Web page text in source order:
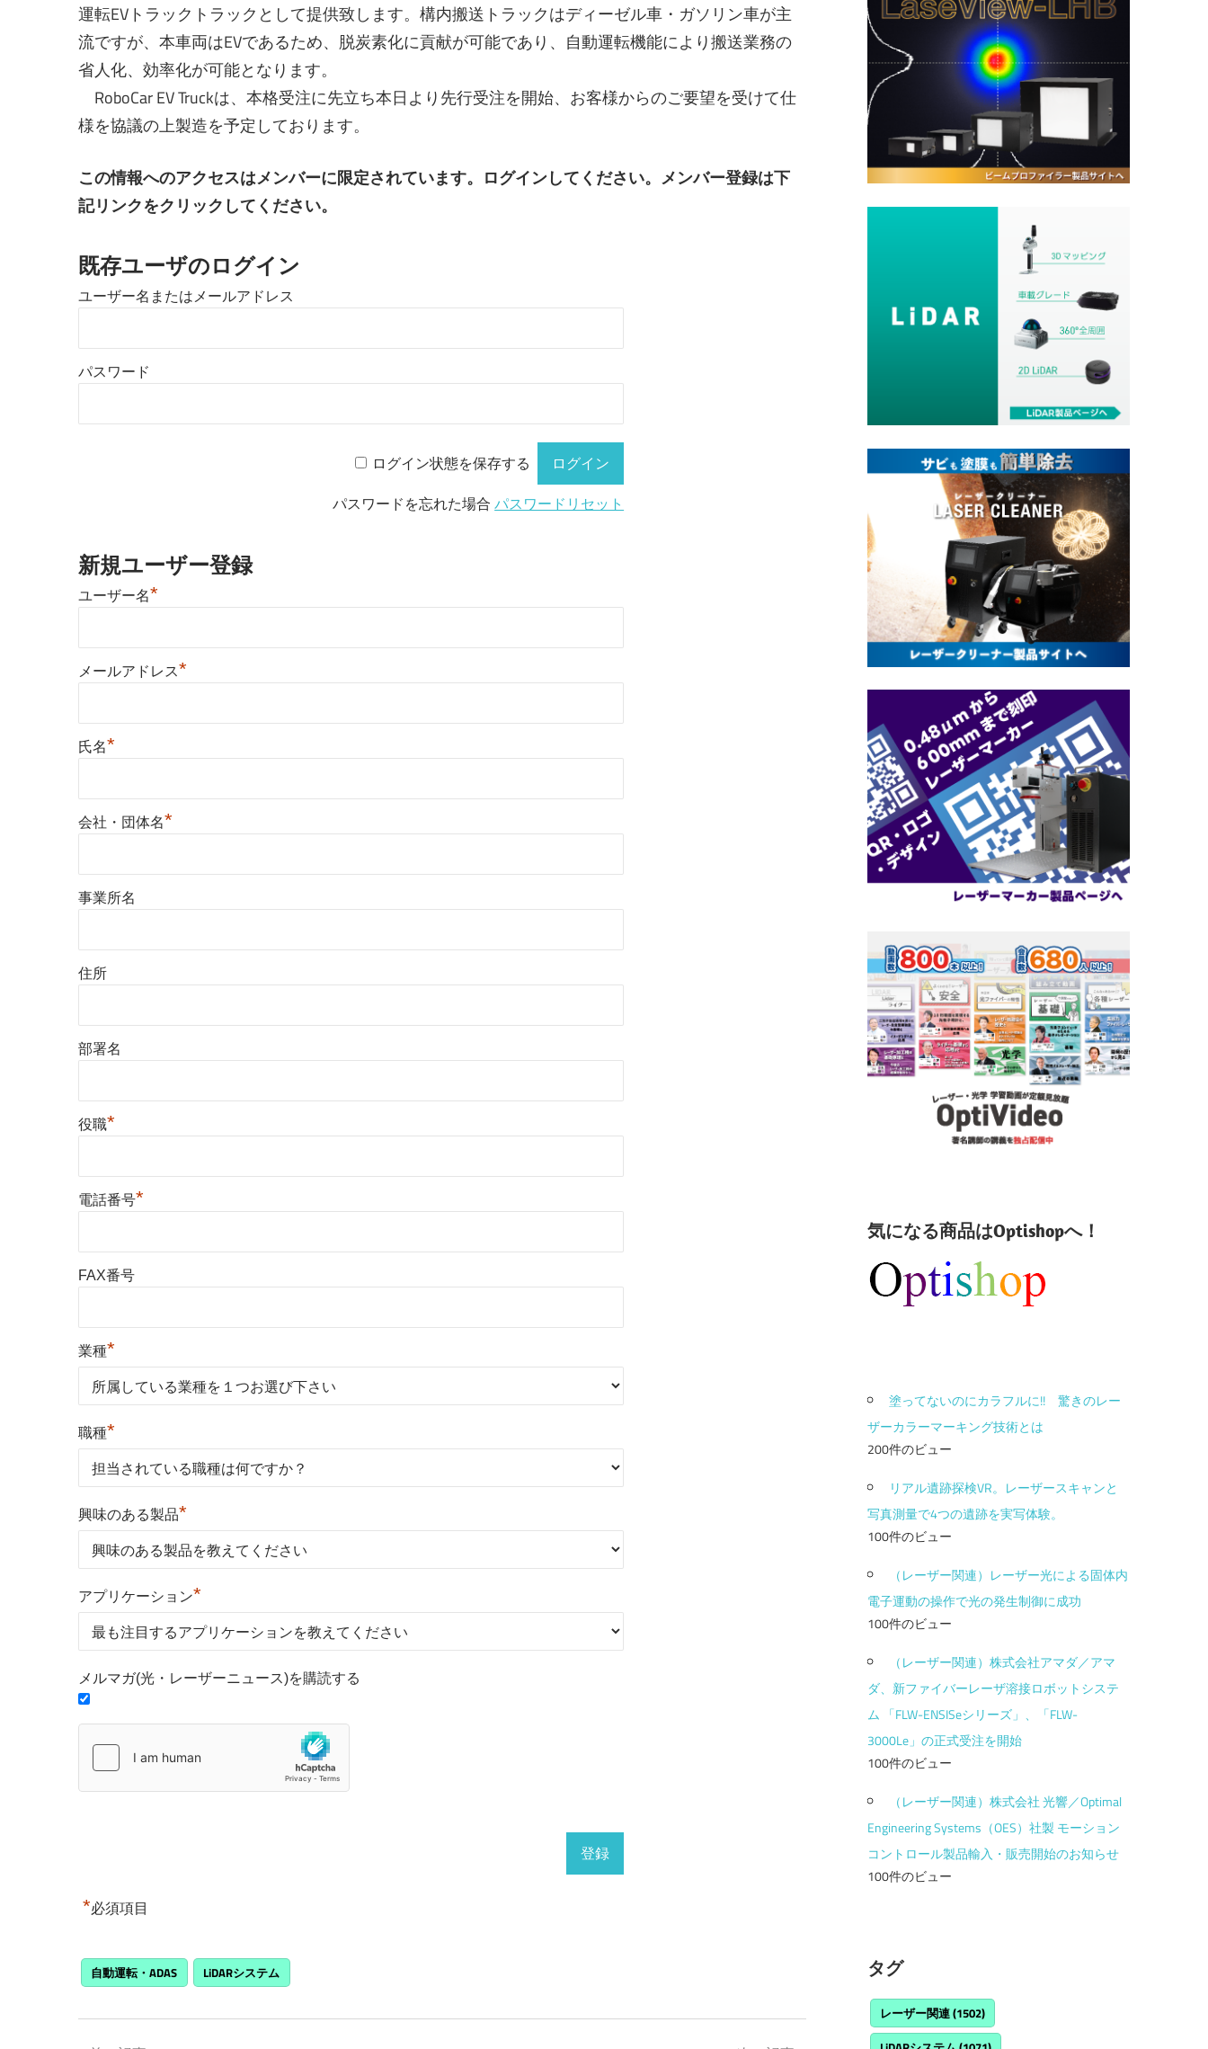
運転EVトラックトラックとして提供致します。構内搬送トラックはディーゼル車・ガソリン車が主
流ですが、本車両はEVであるため、脱炭素化に貢献が可能であり、自動運転機能により搬送業務の
省人化、効率化が可能となります。
RoboCar EV Truckは、本格受注に先立ち本日より先行受注を開始、お客様からのご要望を受けて仕
様を協議の上製造を予定しております。
この情報へのアクセスはメンバーに限定されています。ログインしてください。メンバー登録は下
記リンクをクリックしてください。
既存ユーザのログイン
ユーザー名またはメールアドレス
パスワード
ログイン状態を保存する
パスワードを忘れた場合パスワードリセット
新規ユーザー登録
ユーザー名*
メールアドレス*
氏名*
会社・団体名*
事業所名
住所
部署名
役職*
電話番号*
FAX番号
業種*
職種*
興味のある製品*
アプリケーション*
メルマガ(光・レーザーニュース)を購読する
*必須項目
自動運転・ADAS LiDARシステム
気になる商品はOptishopへ！
塗ってないのにカラフルに!! 驚きのレー
ザーカラーマーキング技術とは
200件のビュー
リアル遺跡探検VR。レーザースキャンと
写真測量で4つの遺跡を実写体験。
100件のビュー
（レーザー関連）レーザー光による固体内
電子運動の操作で光の発生制御に成功
100件のビュー
（レーザー関連）株式会社アマダ／アマ
ダ、新ファイバーレーザ溶接ロボットシステ
ム 「FLW-ENSISeシリーズ」、「FLW-
3000Le」の正式受注を開始
100件のビュー
（レーザー関連）株式会社 光響／Optimal
Engineering Systems（OES）社製 モーション
コントロール製品輸入・販売開始のお知らせ
100件のビュー
タグ
レーザー関連(1502)